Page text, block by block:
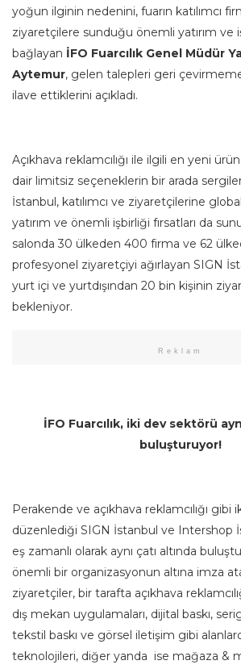
yoğun ilginin nedenini, fuarın katılımcı
ziyaretçilere sunduğu önemli yatırım ve
bağlayan İFO Fuarcılık Genel Müdür
Aytemur, gelen talepleri geri
ilave ettiklerini açıkladı.
Açıkhava reklamcılığı ile ilgili en yeni
dair limitsiz seçeneklerin bir arada
İstanbul, katılımcı ve ziyaretçilerine
yatırım ve önemli işbirliği fırsatları da
salonda 30 ülkeden 400 firma ve 62
profesyonel ziyaretçiyi ağırlayan SIGN
yurt içi ve yurtdışından 20 bin kişinin
bekleniyor.
Reklam
İFO Fuarcılık, iki dev sektörü
buluşturuyor!
Perakende ve açıkhava reklamcılığı
düzenlediği SIGN İstanbul ve Intershop
eş zamanlı olarak aynı çatı altında
önemli bir organizasyonun altına imza
ziyaretçiler, bir tarafta açıkhava
dış mekan uygulamaları, dijital baskı,
tekstil baskı ve görsel iletişim gibi
teknolojileri, diğer yanda ise mağaza &